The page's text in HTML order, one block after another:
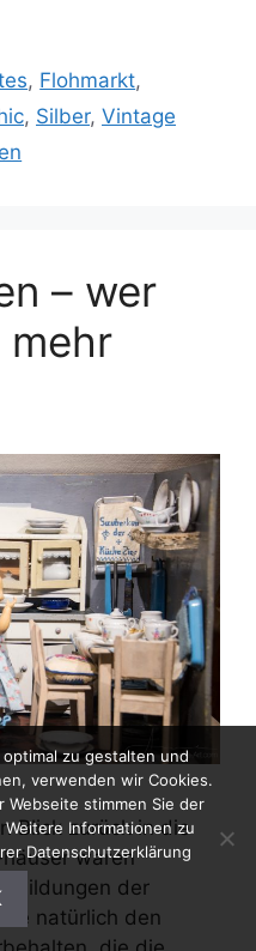
, Flohmarkt,
, Silber, Vintage
– wer
mehr
Blick zurück in die
waren
der
natürlich den
zu gestalten und
verwenden wir Cookies.
stimmen Sie der
Informationen zu
Datenschutzerklärung